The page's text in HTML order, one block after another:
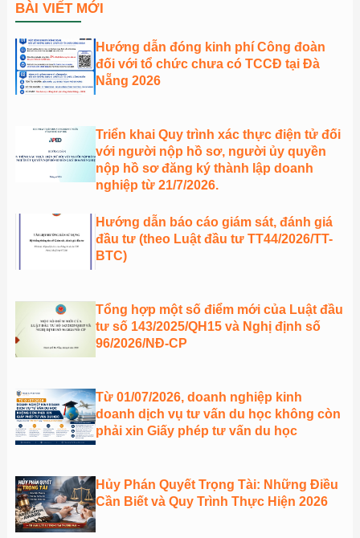
BÀI VIẾT MỚI
Hướng dẫn đóng kinh phí Công đoàn
đối với tổ chức chưa có TCCĐ tại Đà
Nẵng 2026
Triển khai Quy trình xác thực điện tử đối
với người nộp hồ sơ, người ủy quyền
nộp hồ sơ đăng ký thành lập doanh
nghiệp từ 21/7/2026.
Hướng dẫn báo cáo giám sát, đánh giá
đầu tư (theo Luật đầu tư TT44/2026/TT-
BTC)
Tổng hợp một số điểm mới của Luật đầu
tư số 143/2025/QH15 và Nghị định số
96/2026/NĐ-CP
Từ 01/07/2026, doanh nghiệp kinh
doanh dịch vụ tư vấn du học không còn
phải xin Giấy phép tư vấn du học
Hủy Phán Quyết Trọng Tài: Những Điều
Cần Biết và Quy Trình Thực Hiện 2026